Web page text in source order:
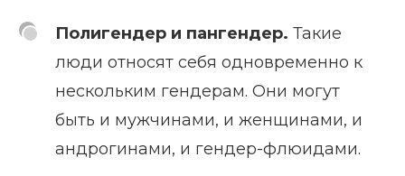
Полигендер и пангендер. Такие
люди относят себя одновременно к
нескольким гендерам. Они могут
быть и мужчинами, и женщинами, и
андрогинами, и гендер-флюидами.